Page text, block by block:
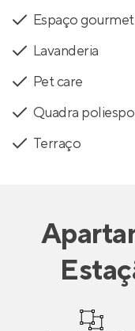
Espaço gourmet
Lavanderia
Pet care
Quadra
Terraço